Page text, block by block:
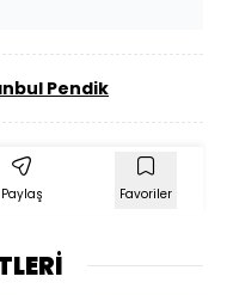
Pendik
Paylaş Favoriler